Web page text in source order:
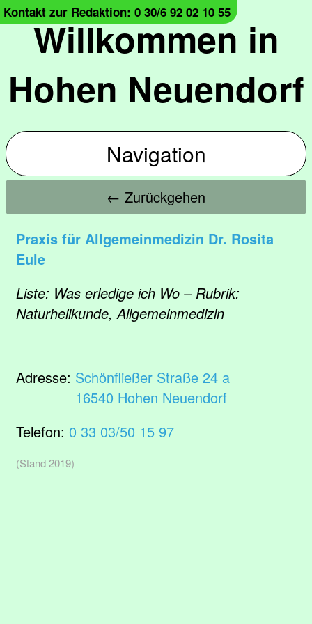
Willkommen in
Hohen Neuendorf
Kontakt zur Redaktion: 0 30/6 92 02 10 55
Navigation
← Zurückgehen
Praxis für Allgemeinmedizin Dr. Rosita
Eule
Liste: Was erledige ich Wo – Rubrik:
Naturheilkunde, Allgemeinmedizin
Adresse: Schönfließer Straße 24 a
16540 Hohen Neuendorf
Telefon: 0 33 03/50 15 97
(Stand 2019)